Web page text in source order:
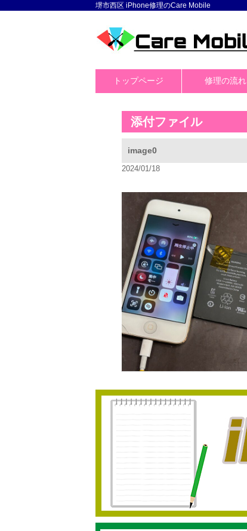
堺市西区 iPhone修理のCare Mobile
トップページ 修理の流れ
添付ファイル
image0
2024/01/18